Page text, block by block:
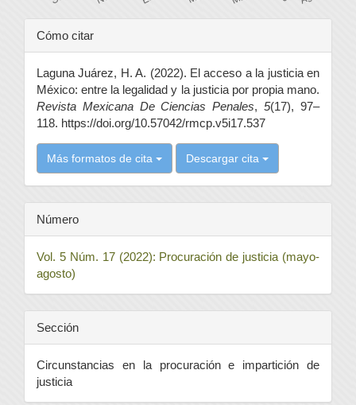
Detalles
del
artículo
Cómo citar
Laguna Juárez, H. A. (2022). El acceso a la justicia en
México: entre la legalidad y la justicia por propia mano.
Revista Mexicana De Ciencias Penales,5(17), 97–
118. https://doi.org/10.57042/rmcp.v5i17.537
Más formatos de cita Descargar cita
Número
Vol. 5 Núm. 17 (2022): Procuración de justicia (mayo-
agosto)
Sección
Circunstancias en la procuración e impartición de
justicia